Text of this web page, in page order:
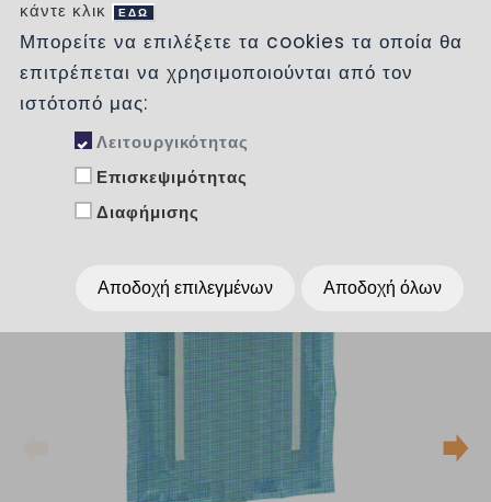
/ Προϊόντα /
ΕΙΔΗ ΥΓΙΕΙΝΗΣ
ΚΑΖΑΝΑΚΙΑ
ΕΝΤΟΙΧΙΖΟΜΕΝΑ - ΠΛΑΚΕΤΕΣ
GEBERIT
κάντε κλικ
ΕΔΩ
Μπορείτε να επιλέξετε τα cookies τα οποία θα
επιτρέπεται να χρησιμοποιούνται από τον
ιστότοπό μας:
Λειτουργικότητας
Επισκεψιμότητας
Διαφήμισης
Αποδοχή επιλεγμένων Αποδοχή όλων